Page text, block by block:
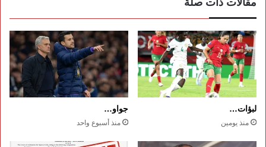
لبؤات…
منذ يومين
جواو…
منذ أسبوع واحد